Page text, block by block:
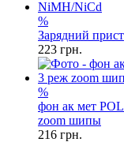
%
Зарядний
223 грн.
%
фон ак мет
zoom шипы
216 грн.